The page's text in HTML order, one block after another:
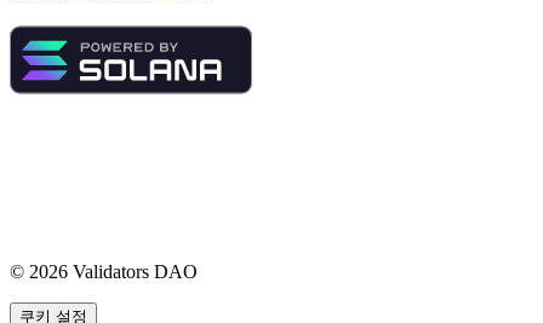
© 2026 Validators DAO
쿠키 설정